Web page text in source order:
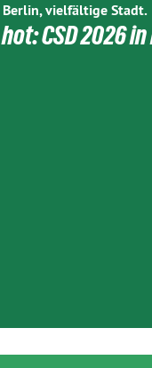
Berlin, vielfältige Stadt.
CSD 2026